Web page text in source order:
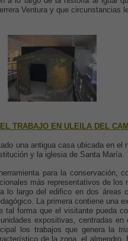
Ventura y que circunstancias
TRABAJO EN ULEILA DEL
una antigua casa ubicada en
y la iglesia de Santa María.
para la conservación,
más representativos de
lo largo del edifico en dos áreas
La primera contiene una
tal forma que el visitante pueda
expositivas, centradas
los trabajos que genera la
de la zona, el